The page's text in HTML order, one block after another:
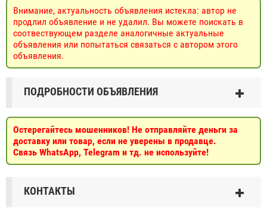
Внимание, актуальность объявления истекла: автор не
продлил объявление и не удалил. Вы можете поискать в
соотвествующем разделе аналогичные актуальные
объявления или попытаться связаться с автором этого
объявления.
ПОДРОБНОСТИ ОБЪЯВЛЕНИЯ
Остерегайтесь мошенников! Не отправляйте деньги за
доставку или товар, если не уверены в продавце.
Связь WhatsApp, Telegram и тд. не используйте!
КОНТАКТЫ